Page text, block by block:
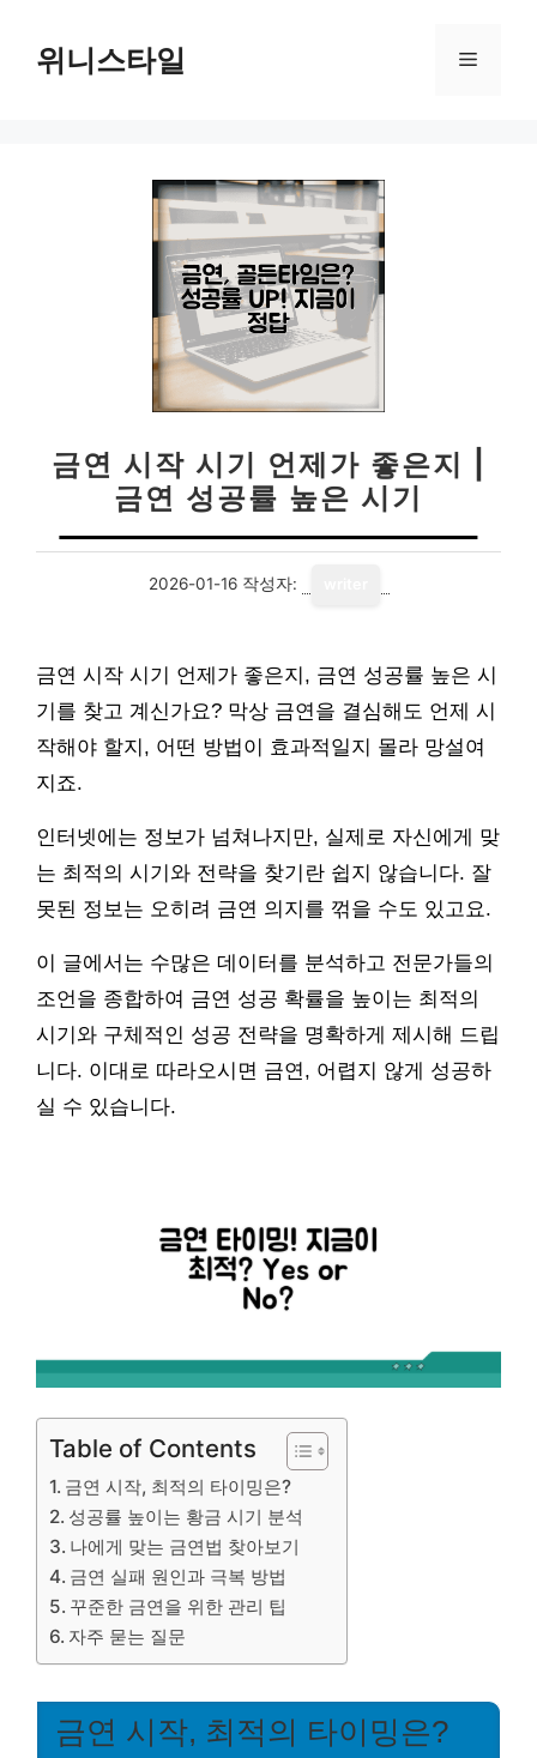
위니스타일 메
금연 시작 시기 언제가 좋은지 |
금연 성공률 높은 시기
2026-01-16 작성자:
금연 시작 시기 언제가 좋은지, 금연 성공률 높은 시
기를 찾고 계신가요? 막상 금연을 결심해도 언제 시
작해야 할지, 어떤 방법이 효과적일지 몰라 망설여
지죠.
인터넷에는 정보가 넘쳐나지만, 실제로 자신에게 맞
는 최적의 시기와 전략을 찾기란 쉽지 않습니다. 잘
못된 정보는 오히려 금연 의지를 꺾을 수도 있고요.
이 글에서는 수많은 데이터를 분석하고 전문가들의
조언을 종합하여 금연 성공 확률을 높이는 최적의
시기와 구체적인 성공 전략을 명확하게 제시해 드립
니다. 이대로 따라오시면 금연, 어렵지 않게 성공하
실 수 있습니다.
Table of Contents
금연 시작, 최적의 타이밍은?
성공률 높이는 황금 시기 분석
나에게 맞는 금연법 찾아보기
금연 실패 원인과 극복 방법
꾸준한 금연을 위한 관리 팁
자주 묻는 질문
금연 시작, 최적의 타이밍은?